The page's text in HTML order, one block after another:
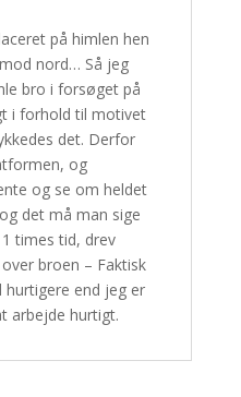
på himlen hen
nord… Så jeg
bro i forsøget på
i forhold til motivet
det. Derfor
og
og se om heldet
det må man sige
times tid, drev
broen – Faktisk
end jeg er
arbejde hurtigt.